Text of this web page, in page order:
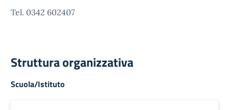
Tel. 0342 602407
Struttura organizzativa
Scuola/Istituto